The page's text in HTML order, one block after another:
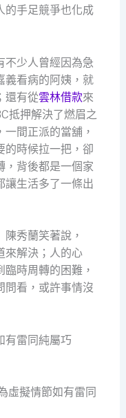
的手足競爭也化成
不少人曾經因為急
義看病的阿姨，就
還有從雲林借款來
抵押解決了燃眉之
間正派的當舖，
的時候拉一把，卻
，背後都是一個家
讓生活多了一條出
陳秀蘭笑著說，
來解決；人的心
時周轉的困難，
問看，或許事情沒
有雷同純屬巧
虛擬情節如有雷同